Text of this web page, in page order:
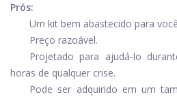
Prós:
Um kit bem abastecido para
Preço razoável.
Projetado para ajudá-lo
horas de qualquer crise.
Pode ser adquirido em um